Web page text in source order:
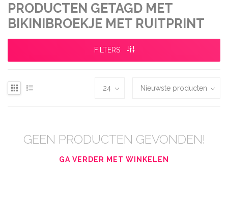
PRODUCTEN GETAGD MET
BIKINIBROEKJE MET RUITPRINT
FILTERS
GEEN PRODUCTEN GEVONDEN!
GA VERDER MET WINKELEN